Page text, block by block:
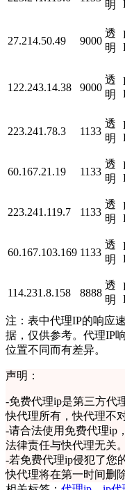
明
27.214.50.49 9000
透
明
122.243.14.38 9000
透
明
223.241.78.3 1133
透
明
60.167.21.19 1133
透
明
223.241.119.7 1133
透
明
60.167.103.169 1133
透
明
114.231.8.158 8888
透
明
注：表中代理IP的响应
据，仅供参考。代理IP
位置不同而有差异。
声明：
-免费代理ip是第三方代
快代理所有，快代理不
-请合法使用免费代理ip
法律责任与快代理无关。
-若免费代理ip侵犯了您
快代理将在第一时间删除